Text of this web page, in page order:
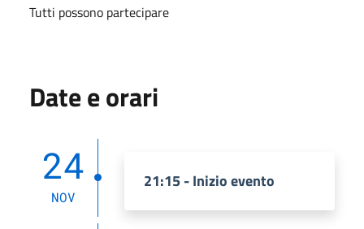
Tutti possono partecipare
Date e orari
24
NOV
21:15 - Inizio evento